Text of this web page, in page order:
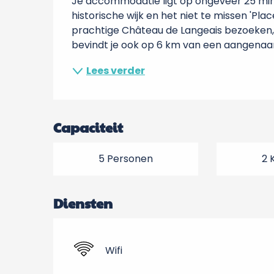
historische wijk en het niet te missen
prachtige Château de Langeais
bevindt je ook op 6 km van een
Lees verder
Capaciteit
5 Personen 2
Diensten
Wifi